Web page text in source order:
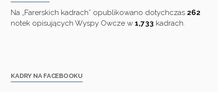
Na „Farerskich kadrach” opublikowano dotychczas 262
notek opisujących Wyspy Owcze w1,733 kadrach.
KADRY NA FACEBOOKU